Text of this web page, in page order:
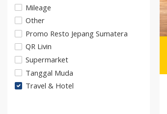
Mileage
Other
Promo Resto Jepang Sumatera
QR Livin
Supermarket
Tanggal Muda
Travel & Hotel